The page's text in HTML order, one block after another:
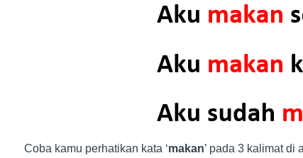
Coba kamu perhatikan kata ‘makan’ pada 3 kalimat di